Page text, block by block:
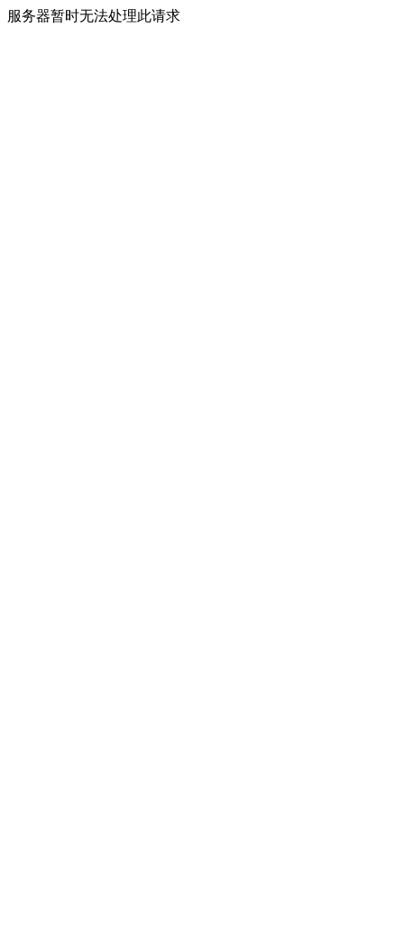
服务器暂时无法处理此请求